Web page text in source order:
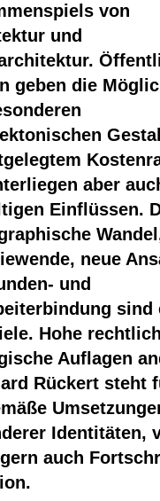
von
und
geben die
aber
Einflüssen.
neue
und
sind
Hohe
Auflagen
Rückert steht
Identitäten,
auch